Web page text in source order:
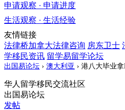
申请观察 · 申请进度
生活观察 · 生活经验
友情链接
法律桥加拿大法律咨询 房东卫士
学移民资讯 留学易留学论坛
出国易论坛 › 澳大利亚 › 港八大毕业
华人留学移民交流社区
出国易论坛
发帖